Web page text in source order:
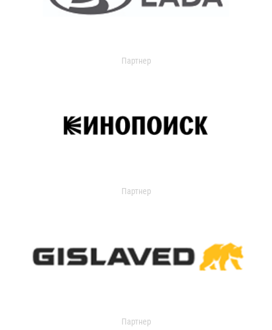
Партнер
Партнер
Партнер